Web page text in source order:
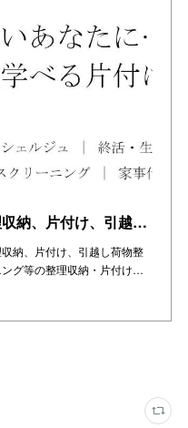
暮らしのお手伝いさん | 整理収納、片付け、引越し、終活、家事代行をお手伝い | 東京・神奈川・千葉・埼玉の関東エリアと大阪・兵庫・京都の関西エリア
納、片付け、引越し荷物整
グ等の整理収納・片付け…